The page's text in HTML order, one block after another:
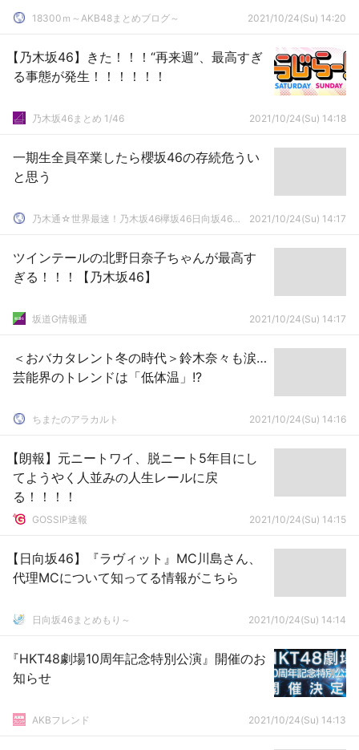
18300ｍ～AKB48まとめブログ～ 2021/10/24(Su) 14:20
【乃木坂46】きた！！！“再来週”、最高すぎ
る事態が発生！！！！！！
乃木坂46まとめ 1/46 2021/10/24(Su) 14:18
一期生全員卒業したら櫻坂46の存続危うい
と思う
乃木通☆世界最速！乃木坂46欅坂46日向坂46速報まとめ 2021/10/24(Su) 14:17
ツインテールの北野日奈子ちゃんが最高す
ぎる！！！【乃木坂46】
坂道G情報通 2021/10/24(Su) 14:17
＜おバカタレント冬の時代＞鈴木奈々も涙…
芸能界のトレンドは「低体温」!?
ちまたのアラカルト 2021/10/24(Su) 14:16
【朗報】元ニートワイ、脱ニート5年目にし
てようやく人並みの人生レールに戻
る！！！！
GOSSIP速報 2021/10/24(Su) 14:15
【日向坂46】『ラヴィット』MC川島さん、
代理MCについて知ってる情報がこちら
日向坂46まとめもり～ 2021/10/24(Su) 14:14
『HKT48劇場10周年記念特別公演』開催のお
知らせ
AKBフレンド 2021/10/24(Su) 14:13